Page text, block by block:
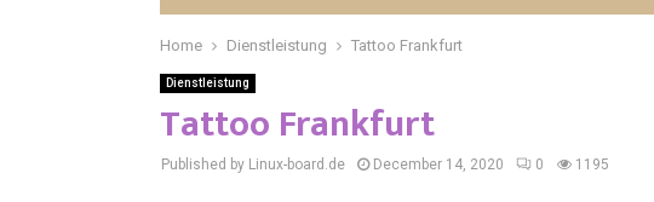
Home Dienstleistung Tattoo Frankfurt
Dienstleistung
Tattoo Frankfurt
Published by Linux-board.de December 14, 2020 0 1195